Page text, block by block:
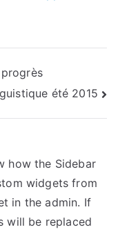
été 2015
how the Sidebar
widgets from
in the admin. If
will be replaced